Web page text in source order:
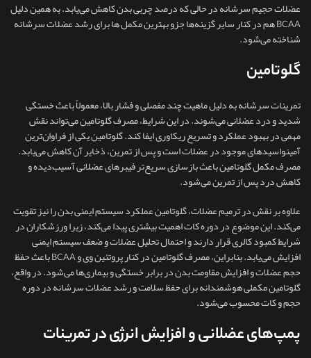
عضلات حجیم سرشانه در حالی که درصد چربی بدن کاهش می‌یابد. به همین دلیل
BCAA هم در کنار سایر گزینه‌ها جزو بهترین مکمل ها برای رشد عضلات سرشانه
شناخته می‌شود.
گلوتامین
تمرینات سرشانه به دلیل ماهیت چند مفصلی و فشار بالا، معمولاً باعث خستگی
شدید و درد عضلانی می‌شوند. در این شرایط، مصرف گلوتامین می‌تواند نقش
مهمی در بهبود عملکرد و تسریع ریکاوری ایفا کند. گلوتامین یکی از فراوان‌ترین
آمینواسیدهای موجود در عضلات است و پس از تمرین، ذخایر آن کاهش می‌یابد.
مصرف مکمل گلوتامین باعث بازسازی سریع‌تر فیبرهای عضلانی آسیب‌دیده و
کاهش درد پس از تمرین می‌شود.
علاوه بر نقش در ترمیم عضلات، گلوتامین عملکرد سیستم ایمنی بدن را نیز تقویت
می‌کند. این موضوع در دوره کات اهمیت بیشتری پیدا می‌کند، زیرا ورزشکاران در
شرایط کمبود کالری قرار دارند و احتمال تحلیل عضلات و ضعف سیستم ایمنی
افزایش می‌یابد. بنابراین، مصرف گلوتامین در کنار پروتئین وی و BCAA باعث حفظ
حجم عضلات و افزایش مقاومت بدن در برابر خستگی و بیماری‌ها می‌شود. در واقع،
گلوتامین مکملی هوشمندانه برای حفظ سلامت و رشد عضلات سرشانه در دوره
حجم و کات محسوب می‌شود.
پمپ‌های عضلانی و افزایش انرژی در تمرینات